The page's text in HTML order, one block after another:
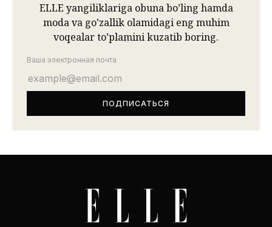
ELLE yangiliklariga obuna bo’ling hamda
moda va go’zallik olamidagi eng muhim
voqealar to’plamini kuzatib boring.
Ваша электронная почта